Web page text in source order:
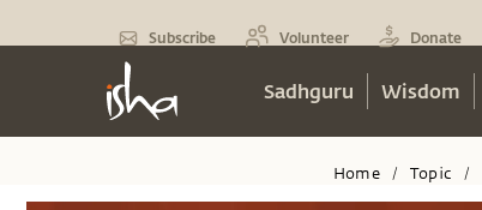
Subscribe Volunteer Donate
Sadhguru Wisdom
Home / Topic /